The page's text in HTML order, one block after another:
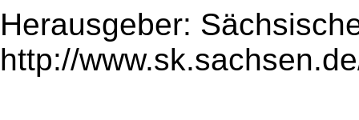
Herausgeber:
http://